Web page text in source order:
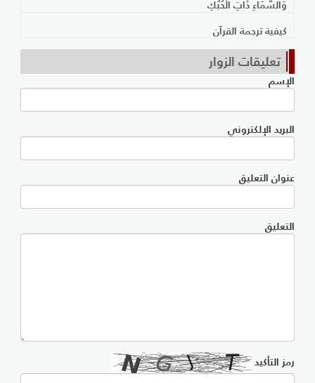
وَالسَّمَاءِ ذَاتِ الْحُبُكِ
كيفية ترجمة القرآن
تعليقات الزوار
الإسم
البريد الإلكتروني
عنوان التعليق
التعليق
رمز التأكيد